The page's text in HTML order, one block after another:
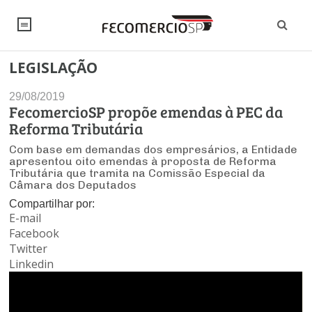
NOTÍCIAS
Editorial
Artigos
Institucional
Debates Fecomercio-SP
PROJETOS ESPECIAIS:
UM BRASIL
UM BRASIL
Pesquisas
Internacional
Modernização do Estado
Economia Digital
Legislação
Trabalho
Empresas
Arbitragem e Mediação
Negócios
Varejo
Atacado
Sustentabilidade
SINDICATOS
FALE CONOSCO
INSTITUCIONAL
Sobre
Imprensa
CONSELHOS
LEGISLAÇÃO
29/08/2019
FecomercioSP propõe emendas à PEC da
Reforma Tributária
Com base em demandas dos empresários, a Entidade
apresentou oito emendas à proposta de Reforma
Tributária que tramita na Comissão Especial da
Câmara dos Deputados
Compartilhar por:
E-mail
Facebook
Twitter
Linkedin